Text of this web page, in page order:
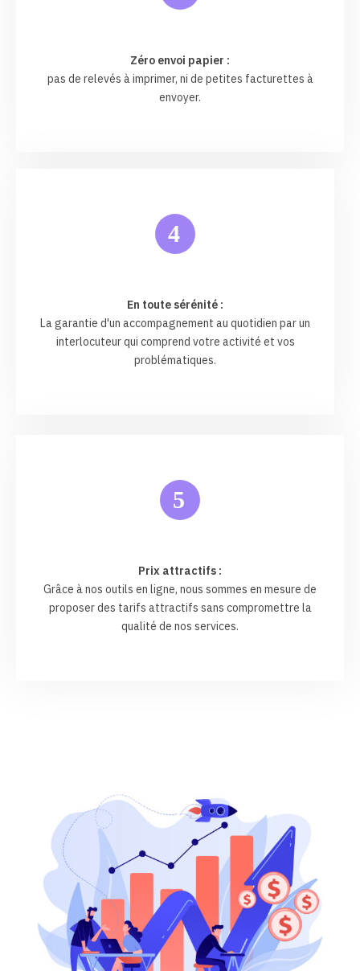
Zéro envoi papier :
pas de relevés à imprimer, ni de petites facturettes à
envoyer.
4
En toute sérénité :
La garantie d'un accompagnement au quotidien par un
interlocuteur qui comprend votre activité et vos
problématiques.
5
Prix attractifs :
Grâce à nos outils en ligne, nous sommes en mesure de
proposer des tarifs attractifs sans compromettre la
qualité de nos services.